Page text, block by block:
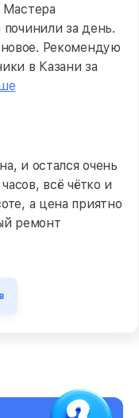
Мастера
за день.
новое. Рекомендую
в Казани за
и остался очень
всё чётко и
а цена приятно
ремонт